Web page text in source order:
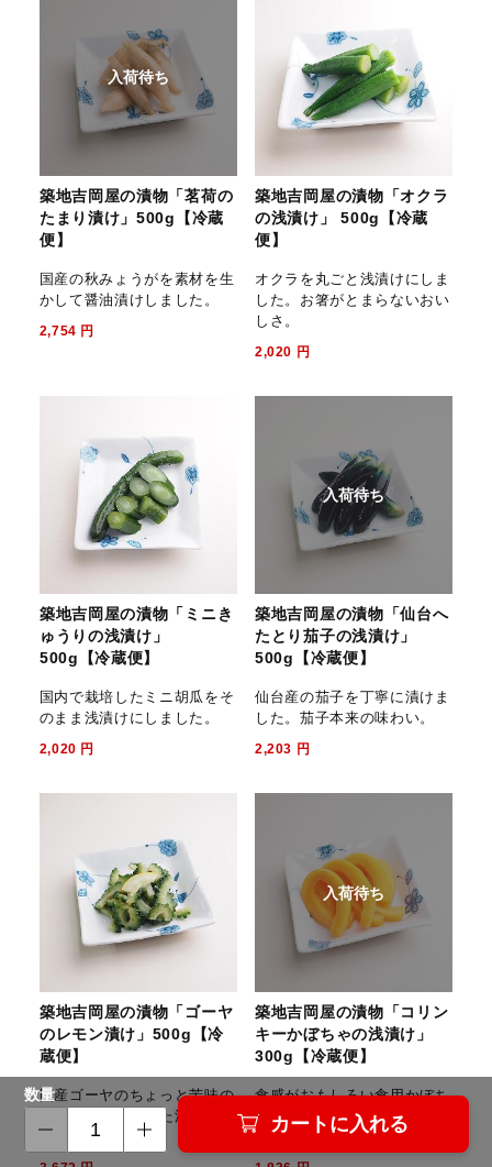
数量
カートに入れる
入荷待ち
築地吉岡屋の漬物「茗荷の
たまり漬け」500g【冷蔵
便】
国産の秋みょうがを素材を生
かして醤油漬けしました。
2,754 円
築地吉岡屋の漬物「オクラ
の浅漬け」 500g【冷蔵
便】
オクラを丸ごと浅漬けにしま
した。お箸がとまらないおい
しさ。
2,020 円
築地吉岡屋の漬物「ミニき
ゅうりの浅漬け」
500g【冷蔵便】
国内で栽培したミニ胡瓜をそ
のまま浅漬けにしました。
2,020 円
入荷待ち
築地吉岡屋の漬物「仙台へ
たとり茄子の浅漬け」
500g【冷蔵便】
仙台産の茄子を丁寧に漬けま
した。茄子本来の味わい。
2,203 円
築地吉岡屋の漬物「ゴーヤ
のレモン漬け」500g【冷
蔵便】
国産ゴーヤのちょっと苦味の
あるさっぱりとした漬物で
す。
入荷待ち
築地吉岡屋の漬物「コリン
キーかぼちゃの浅漬け」
300g【冷蔵便】
食感がおもしろい食用かぼち
ゃのコリンキーの浅漬けで
す。